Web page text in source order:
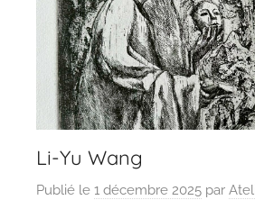
Li-Yu Wang
Publié le 1 décembre 2025 par